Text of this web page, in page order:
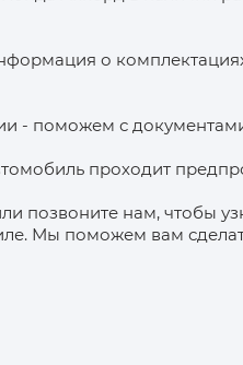
о
- поможем с документами
проходит
позвоните нам, чтобы
Мы поможем вам